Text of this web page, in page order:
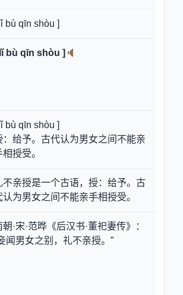
bù qīn shòu ]
bù qīn shòu ]
bù qīn shòu ]
：给予。古代认为男女之间不能亲
相授受。
不亲授是一个古语，授：给予。古
认为男女之间不能亲手相授受。
朝·宋·范晔《后汉书·董祀妻传》：
闻男女之别，礼不亲授。”